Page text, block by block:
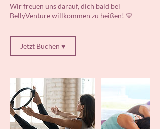
Wir freuen uns darauf, dich bald bei
BellyVenture willkommen zu heißen! 💛
Jetzt Buchen ♥